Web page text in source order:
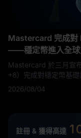
Mastercard 完成對
——穩定幣進入全球
Mastercard 於三月宣
+8）完成對穩定幣基
2026/08/04
註冊 & 獲得高達